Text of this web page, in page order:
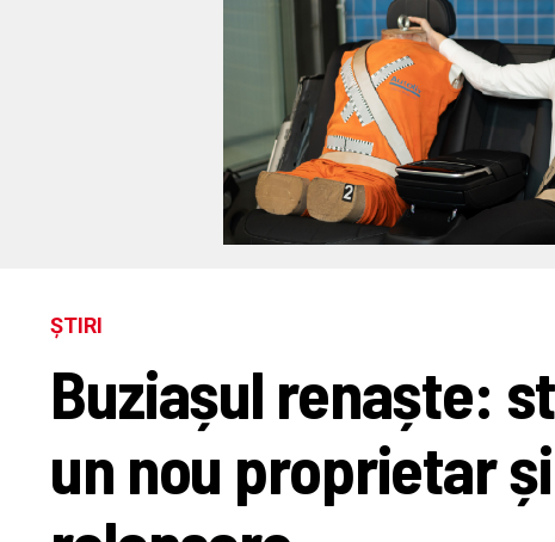
ȘTIRI
Buziașul renaște:
un nou proprietar